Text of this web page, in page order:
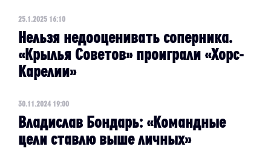
25.1.2025 16:10
Нельзя недооценивать соперника.
«Крылья Советов» проиграли «Хорс-
Карелии»
30.11.2024 19:00
Владислав Бондарь: «Командные
цели ставлю выше личных»